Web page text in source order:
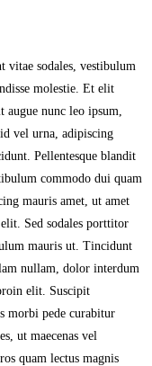
vitae sodales, vestibulum
molestie. Et elit
nunc leo ipsum,
vel urna, adipiscing
Pellentesque blandit
commodo dui quam
mauris amet, ut amet
Sed sodales porttitor
mauris ut. Tincidunt
nullam, dolor interdum
elit. Suscipit
morbi pede curabitur
ut maecenas vel
quam lectus magnis